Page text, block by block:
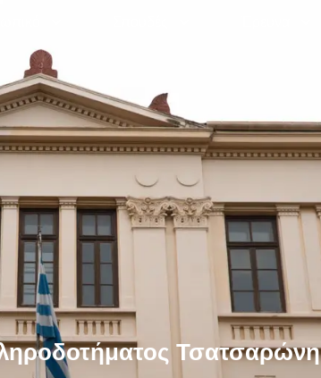
Τσατσαρώνη